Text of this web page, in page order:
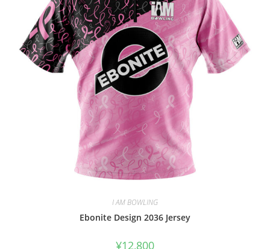
I AM BOWLING
Ebonite Design 2036 Jersey
¥12,800